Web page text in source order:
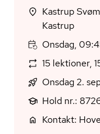
Kastrup
Kastrup
Onsdag,
15 lektioner,
Onsdag 2.
Hold nr.:
Kontakt: